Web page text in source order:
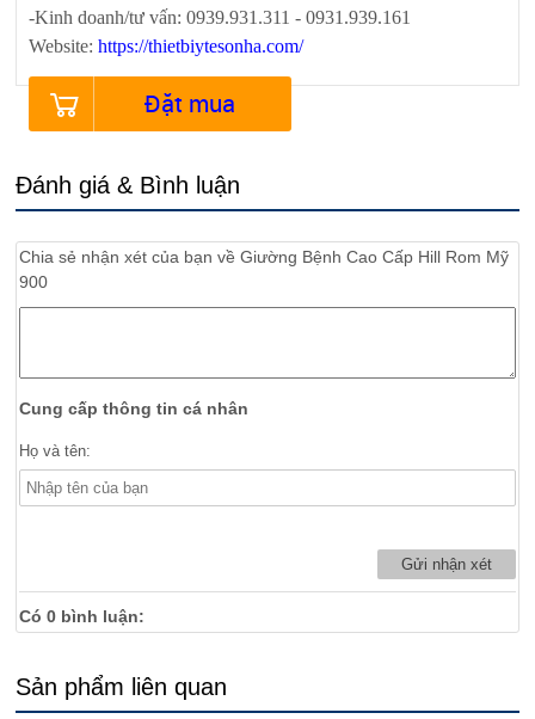
-Kinh doanh/tư vấn: 0939.931.311 - 0931.939.161
Website:https://thietbiytesonha.com/
Đặt mua
Đánh giá & Bình luận
Chia sẻ nhận xét của bạn vềGiường Bệnh Cao Cấp Hill Rom Mỹ
900
Cung cấp thông tin cá nhân
Họ và tên:
Có0 bình luận:
Sản phẩm liên quan